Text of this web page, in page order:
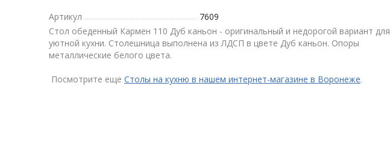
Артикул
7609
Стол обеденный Кармен 110 Дуб каньон - оригинальный и недорогой вариант для
уютной кухни. Столешница выполнена из ЛДСП в цвете Дуб каньон. Опоры
металлические белого цвета.
Посмотрите еще Столы на кухню в нашем интернет-магазине в Воронеже.